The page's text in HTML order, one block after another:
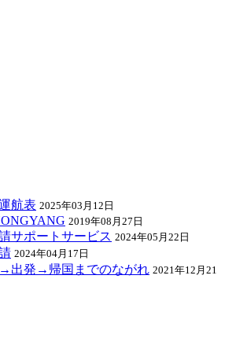
航表 2025年03月12日
2019年08月27日
サポートサービス 2024年05月22日
2024年04月17日
出発→帰国までのながれ 2021年12月21